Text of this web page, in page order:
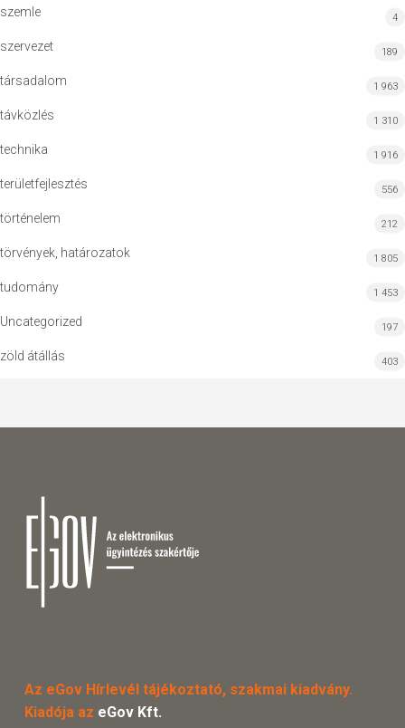
szemle 4
szervezet 189
társadalom 1 963
távközlés 1 310
technika 1 916
területfejlesztés 556
történelem 212
törvények, határozatok 1 805
tudomány 1 453
Uncategorized 197
zöld átállás 403
Az eGov Hírlevél tájékoztató, szakmai kiadvány.
Kiadója az eGov Kft.